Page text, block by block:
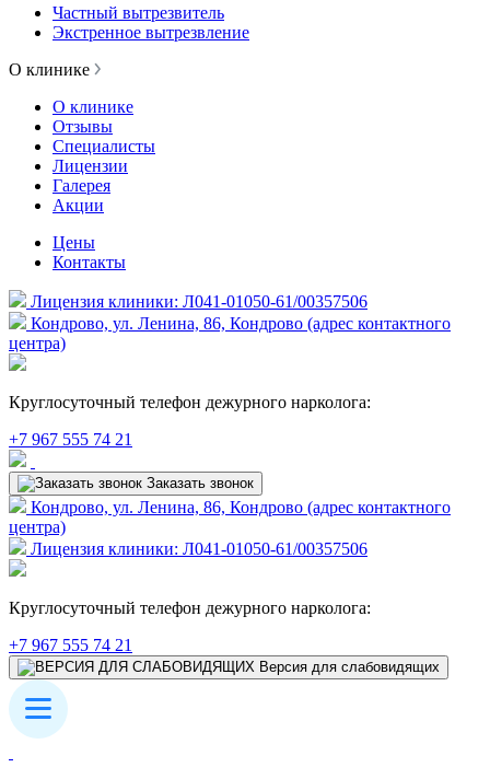
Частный вытрезвитель
Экстренное вытрезвление
О клинике
О клинике
Отзывы
Специалисты
Лицензии
Галерея
Акции
Цены
Контакты
Лицензия клиники: Л041-01050-61/00357506
Кондрово, ул. Ленина, 86, Кондрово (адрес контактного
центра)
Круглосуточный телефон дежурного нарколога:
+7 967 555 74 21
Заказать звонок
Кондрово, ул. Ленина, 86, Кондрово (адрес контактного
центра)
Лицензия клиники: Л041-01050-61/00357506
Круглосуточный телефон дежурного нарколога:
+7 967 555 74 21
Версия для слабовидящих